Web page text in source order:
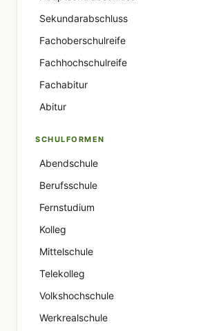
Sekundarabschluss
Fachoberschulreife
Fachhochschulreife
Fachabitur
Abitur
SCHULFORMEN
Abendschule
Berufsschule
Fernstudium
Kolleg
Mittelschule
Telekolleg
Volkshochschule
Werkrealschule